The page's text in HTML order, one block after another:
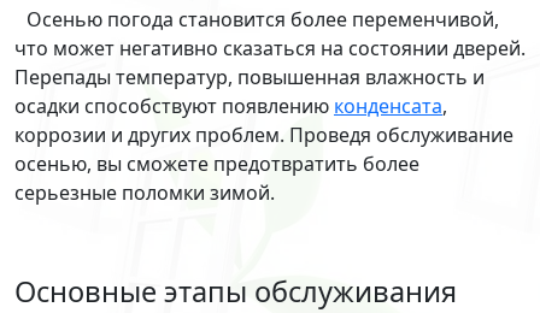
Осенью погода становится более переменчивой,
что может негативно сказаться на состоянии дверей.
Перепады температур, повышенная влажность и
осадки способствуют появлению конденсата,
коррозии и других проблем. Проведя обслуживание
осенью, вы сможете предотвратить более
серьезные поломки зимой.
Основные этапы обслуживания